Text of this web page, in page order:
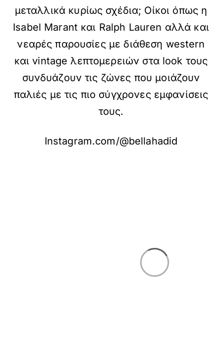
μεταλλικά κυρίως σχέδια; Οίκοι όπως η
Isabel Marant και Ralph Lauren αλλά και
νεαρές παρουσίες με διάθεση western
και vintage λεπτομερειών στα look τους
συνδυάζουν τις ζώνες που μοιάζουν
παλιές με τις πιο σύγχρονες εμφανίσεις
τους.
Instagram.com/@bellahadid